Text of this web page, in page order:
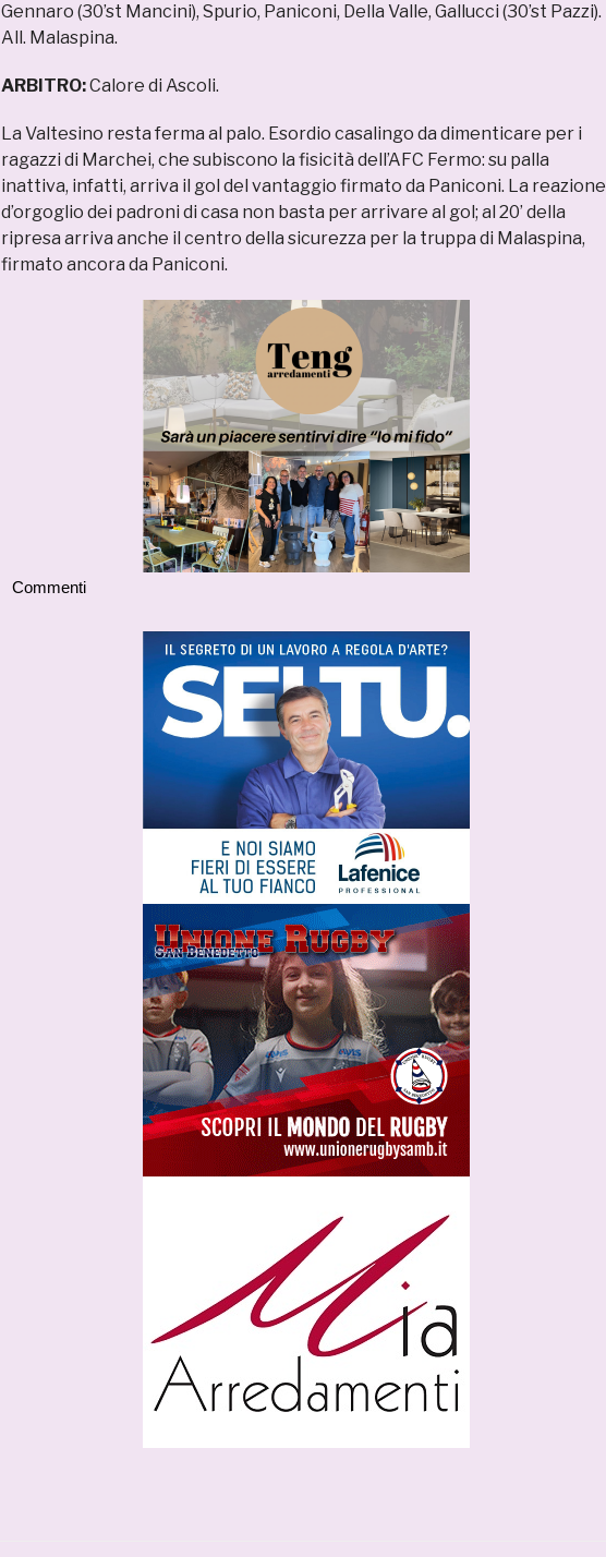
Gennaro (30’st Mancini), Spurio, Paniconi, Della Valle, Gallucci (30’st Pazzi).
All. Malaspina.
ARBITRO:Calore di Ascoli.
La Valtesino resta ferma al palo. Esordio casalingo da dimenticare per i
ragazzi di Marchei, che subiscono la fisicità dell’AFC Fermo: su palla
inattiva, infatti, arriva il gol del vantaggio firmato da Paniconi. La reazione
d’orgoglio dei padroni di casa non basta per arrivare al gol; al 20’ della
ripresa arriva anche il centro della sicurezza per la truppa di Malaspina,
firmato ancora da Paniconi.
Commenti